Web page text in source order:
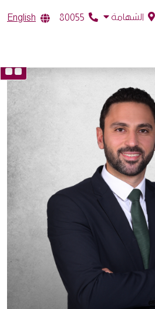
الشهامة English